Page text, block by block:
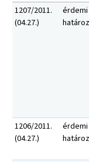
1207/2011.
(04.27.)
érdemi
1206/2011.
(04.27.)
érdemi